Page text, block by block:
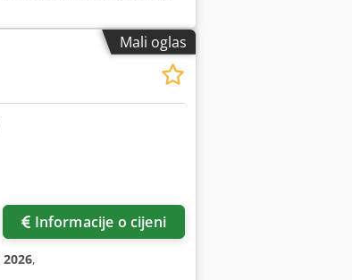
Mali oglas
Informacije o cijeni
2026,